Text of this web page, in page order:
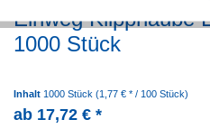
Einweg Klipphaube
1000 Stück
Inhalt 1000 Stück (1,77 € * / 100 Stück)
ab 17,72 € *